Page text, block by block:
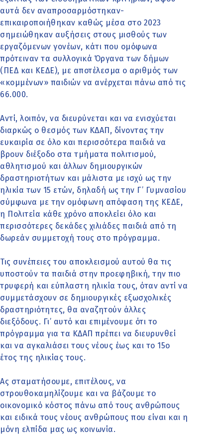
αυτά δεν αναπροσαρμόστηκαν-
επικαιροποιήθηκαν καθώς μέσα στο 2023
σημειώθηκαν αυξήσεις στους μισθούς των
εργαζόμενων γονέων, κάτι που ομόφωνα
πρότειναν τα συλλογικά Όργανα των δήμων
(ΠΕΔ και ΚΕΔΕ), με αποτέλεσμα ο αριθμός των
«κομμένων» παιδιών να ανέρχεται πάνω από τις
66.000.
Αντί, λοιπόν, να διευρύνεται και να ενισχύεται
διαρκώς ο θεσμός των ΚΔΑΠ, δίνοντας την
ευκαιρία σε όλο και περισσότερα παιδιά να
βρουν διέξοδο στα τμήματα πολιτισμού,
αθλητισμού και άλλων δημιουργικών
δραστηριοτήτων και μάλιστα με ισχύ ως την
ηλικία των 15 ετών, δηλαδή ως την Γ’ Γυμνασίου
σύμφωνα με την ομόφωνη απόφαση της ΚΕΔΕ,
η Πολιτεία κάθε χρόνο αποκλείει όλο και
περισσότερες δεκάδες χιλιάδες παιδιά από τη
δωρεάν συμμετοχή τους στο πρόγραμμα.
Τις συνέπειες του αποκλεισμού αυτού θα τις
υποστούν τα παιδιά στην προεφηβική, την πιο
τρυφερή και εύπλαστη ηλικία τους, όταν αντί να
συμμετάσχουν σε δημιουργικές εξωσχολικές
δραστηριότητες, θα αναζητούν άλλες
διεξόδους. Γι’ αυτό και επιμένουμε ότι το
πρόγραμμα για τα ΚΔΑΠ πρέπει να διευρυνθεί
και να αγκαλιάσει τους νέους έως και το 15ο
έτος της ηλικίας τους.
Ας σταματήσουμε, επιτέλους, να
στρουθοκαμηλίζουμε και να βάζουμε το
οικονομικό κόστος πάνω από τους ανθρώπους
και ειδικά τους νέους ανθρώπους που είναι και η
μόνη ελπίδα μας ως κοινωνία.